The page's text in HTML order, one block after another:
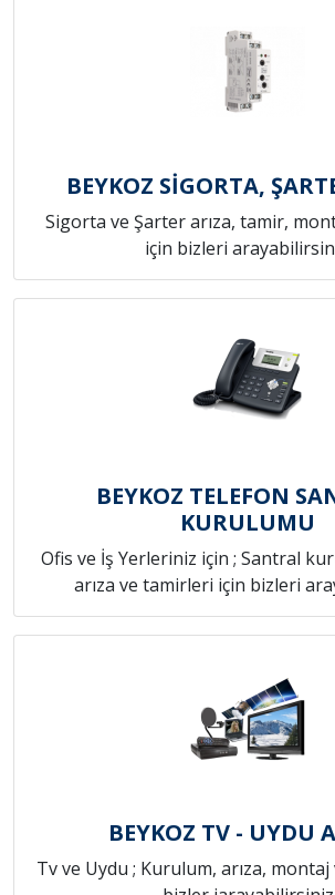
BEYKOZ SİGORTA,
Sigorta ve Şarter arıza, tamir,
için bizleri
BEYKOZ TELEFON
KURULUMU
Ofis ve İş Yerleriniz için ; Santral
arıza ve tamirleri için bizleri
BEYKOZ TV - UYDU
Tv ve Uydu ; Kurulum, arıza,